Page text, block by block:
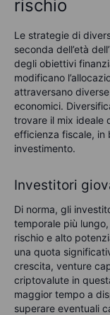
rischio
Le strategie di
seconda dell’età
degli obiettivi
modificano
attraversano
economici.
trovare il mix ideale
efficienza fiscale, in
investimento.
Investitori
Di norma, gli
temporale più
rischio e alto
una quota
crescita, venture
criptovalute in
maggior tempo a
superare eventuali